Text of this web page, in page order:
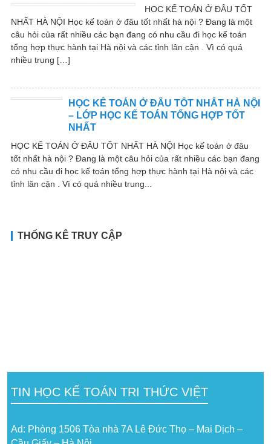
HỌC KẾ TOÁN Ở ĐÂU TỐT
NHẤT HÀ NỘI Học kế toán ở đâu tốt nhất hà nội ? Đang là một
câu hỏi của rất nhiều các bạn đang có nhu cầu đi học kế toán
tổng hợp thực hành tại Hà nội và các tỉnh lân cận . Vì có quá
nhiều trung […]
HỌC KẾ TOÁN Ở ĐÂU TỐT NHẤT HÀ NỘI
– LỚP HỌC KẾ TOÁN TỔNG HỢP TỐT
NHẤT
HỌC KẾ TOÁN Ở ĐÂU TỐT NHẤT HÀ NỘI Học kế toán ở đâu
tốt nhất hà nội ? Đang là một câu hỏi của rất nhiều các bạn đang
có nhu cầu đi học kế toán tổng hợp thực hành tại Hà nội và các
tỉnh lân cận . Vì có quá nhiều trung...
THỐNG KÊ TRUY CẬP
TIN HỌC KẾ TOÁN TRI THỨC VIỆT
Ad: Phòng 1506 Tòa nhà 7A Lê Đức Thọ – Mai Dịch –